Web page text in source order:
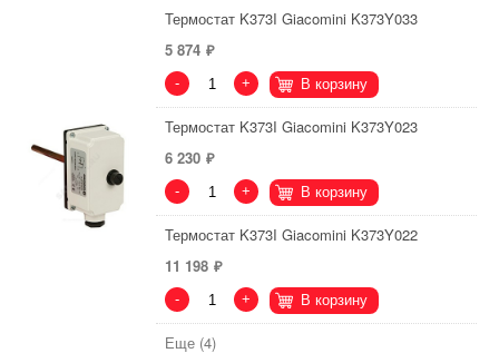
Термостат K373I Giacomini K373Y033
5 874
- + В корзину
Термостат K373I Giacomini K373Y023
6 230
- + В корзину
Термостат K373I Giacomini K373Y022
11 198
- + В корзину
Еще (4)